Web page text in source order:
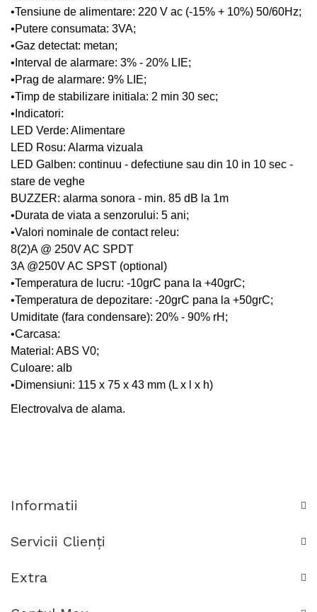
•Tensiune de alimentare: 220 V ac (-15% + 10%) 50/60Hz;
•Putere consumata: 3VA;
•Gaz detectat: metan;
•Interval de alarmare: 3% - 20% LIE;
•Prag de alarmare: 9% LIE;
•Timp de stabilizare initiala: 2 min 30 sec;
•Indicatori:
LED Verde: Alimentare
LED Rosu: Alarma vizuala
LED Galben: continuu - defectiune sau din 10 in 10 sec -
stare de veghe
BUZZER: alarma sonora - min. 85 dB la 1m
•Durata de viata a senzorului: 5 ani;
•Valori nominale de contact releu:
8(2)A @ 250V AC SPDT
3A @250V AC SPST (optional)
•Temperatura de lucru: -10grC pana la +40grC;
•Temperatura de depozitare: -20grC pana la +50grC;
Umiditate (fara condensare): 20% - 90% rH;
•Carcasa:
Material: ABS V0;
Culoare: alb
•Dimensiuni: 115 x 75 x 43 mm (L x l x h)
Electrovalva de alama.
Informatii
Servicii Clienţi
Extra